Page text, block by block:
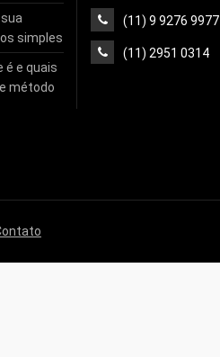
simples
é e quais
método
(11) 9 9276 9977
(11) 2951 0314